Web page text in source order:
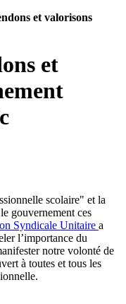
et valorisons
et
scolaire" et la
gouvernement ces
Syndicale Unitaire a
l’importance du
notre volonté de
à toutes et tous les